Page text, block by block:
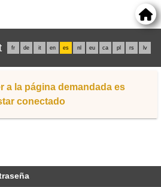
fr de it en es nl eu ca pl rs lv
a la página demandada es
conectado